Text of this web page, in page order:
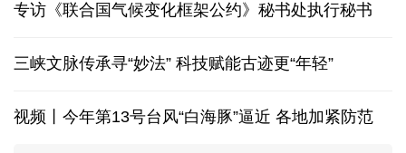
专访《联合国气候变化框架公约》秘书处执行秘书
三峡文脉传承寻“妙法” 科技赋能古迹更“年轻”
视频丨今年第13号台风“白海豚”逼近 各地加紧防范